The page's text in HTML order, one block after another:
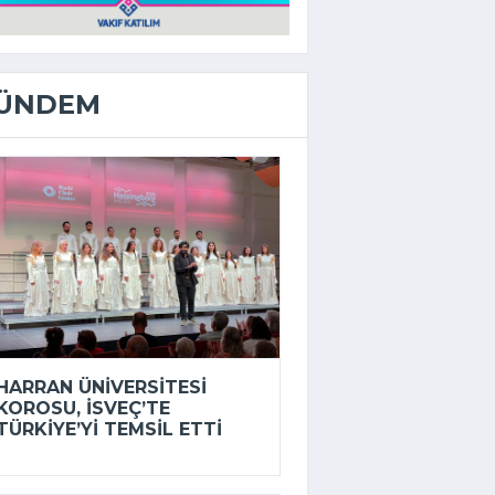
ÜNIVERSITESI
İSVEÇ’TE
TEMSIL ETTI